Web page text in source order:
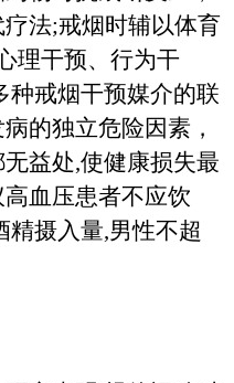
疗法;戒烟时辅以体育
理干预、行为干
种戒烟干预媒介的联
的独立危险因素，
益处,使健康损失最
血压患者不应饮
精摄入量,男性不超